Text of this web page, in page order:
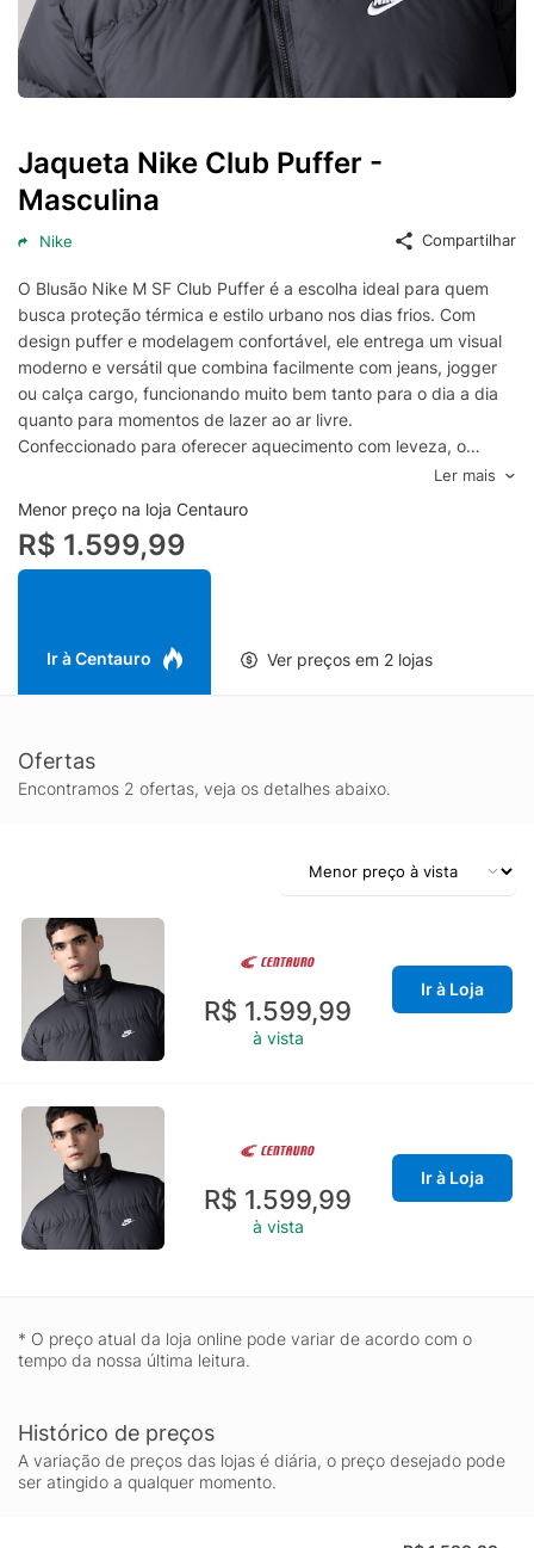
Jaqueta Nike Club Puffer -
Masculina
Nike Compartilhar
O Blusão Nike M SF Club Puffer é a escolha ideal para quem
busca proteção térmica e estilo urbano nos dias frios. Com
design puffer e modelagem confortável, ele entrega um visual
moderno e versátil que combina facilmente com jeans, jogger
ou calça cargo, funcionando muito bem tanto para o dia a dia
quanto para momentos de lazer ao ar livre.
Confeccionado para oferecer aquecimento com leveza, o
blusão ajuda a manter o corpo protegido contra o frio,
garantindo liberdade de movimento e sensação agradável ao
vestir. Os acabamentos reforçam a praticidade da peça,
enquanto a identidade Nike adiciona um toque esportivo
premium, perfeito para compor looks streetwear com
uma opção funcional para quem procura jaqueta puffer
Ler mais
Menor preço na loja Centauro
R$ 1.599,99
Ir à Centauro Ver preços em 2 lojas
Ofertas
Encontramos 2 ofertas, veja os detalhes abaixo.
R$ 1.599,99
à vista
Ir à Loja
R$ 1.599,99
à vista
Ir à Loja
* O preço atual da loja online pode variar de acordo com o
tempo da nossa última leitura.
Histórico de preços
A variação de preços das lojas é diária, o preço desejado pode
ser atingido a qualquer momento.